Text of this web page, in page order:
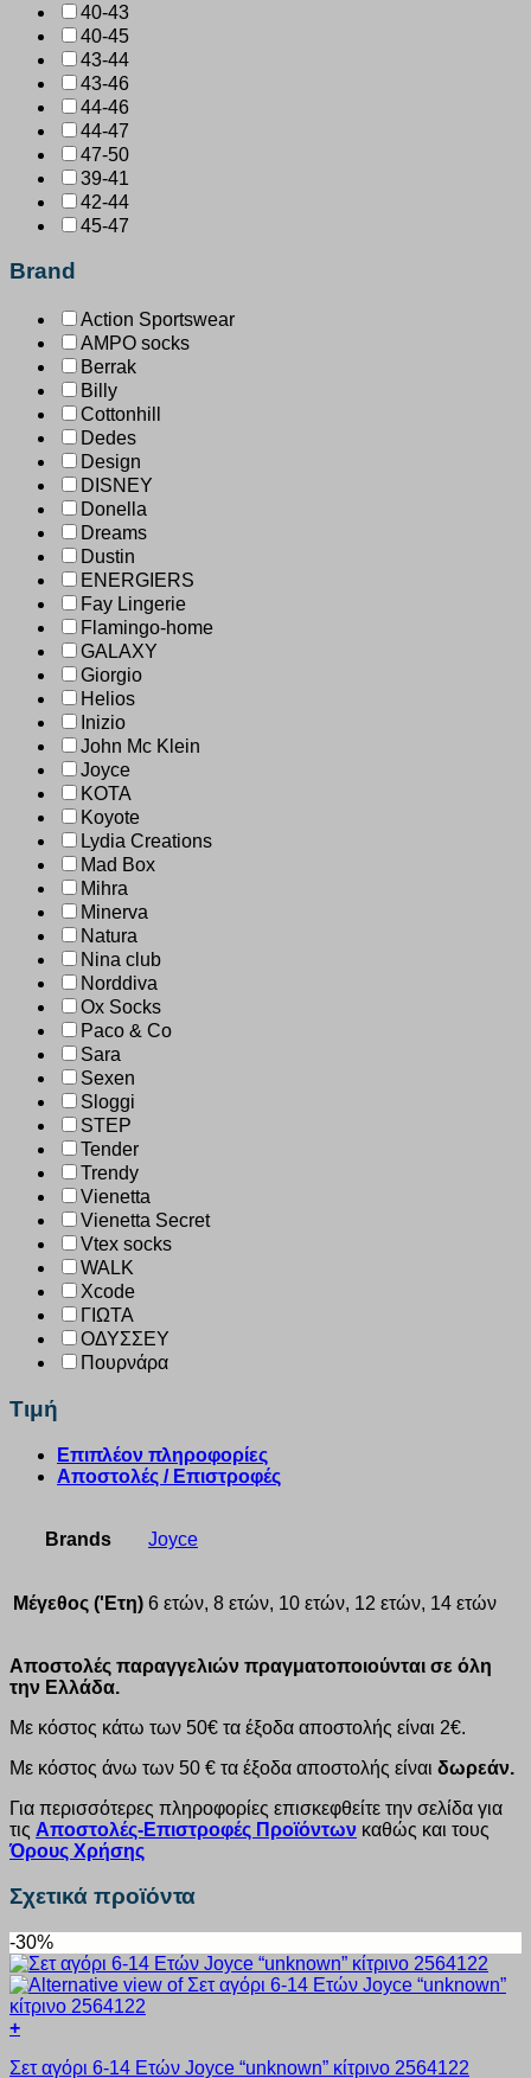
40-43
40-45
43-44
43-46
44-46
44-47
47-50
39-41
42-44
45-47
Brand
Action Sportswear
AMPO socks
Berrak
Billy
Cottonhill
Dedes
Design
DISNEY
Donella
Dreams
Dustin
ENERGIERS
Fay Lingerie
Flamingo-home
GALAXY
Giorgio
Helios
Inizio
John Mc Klein
Joyce
KOTA
Koyote
Lydia Creations
Mad Box
Mihra
Minerva
Natura
Nina club
Norddiva
Ox Socks
Paco & Co
Sara
Sexen
Sloggi
STEP
Tender
Trendy
Vienetta
Vienetta Secret
Vtex socks
WALK
Xcode
ΓΙΩΤΑ
ΟΔΥΣΣΕΥ
Πουρνάρα
Τιμή
Επιπλέον πληροφορίες
Αποστολές / Επιστροφές
Brands Joyce
Μέγεθος ('Ετη) 6 ετών, 8 ετών, 10 ετών, 12 ετών, 14 ετών
Αποστολές παραγγελιών πραγματοποιούνται σε όλη
την Ελλάδα.
Με κόστος κάτω των 50€ τα έξοδα αποστολής είναι 2€.
Με κόστος άνω των 50 € τα έξοδα αποστολής είναι δωρεάν.
Για περισσότερες πληροφορίες επισκεφθείτε την σελίδα για
τις Αποστολές-Επιστροφές Προϊόντων καθώς και τους
Όρους Χρήσης
Σχετικά προϊόντα
-30%
+
το
Σετ αγόρι 6-14 Ετών Joyce “unknown” κίτρινο 2564122